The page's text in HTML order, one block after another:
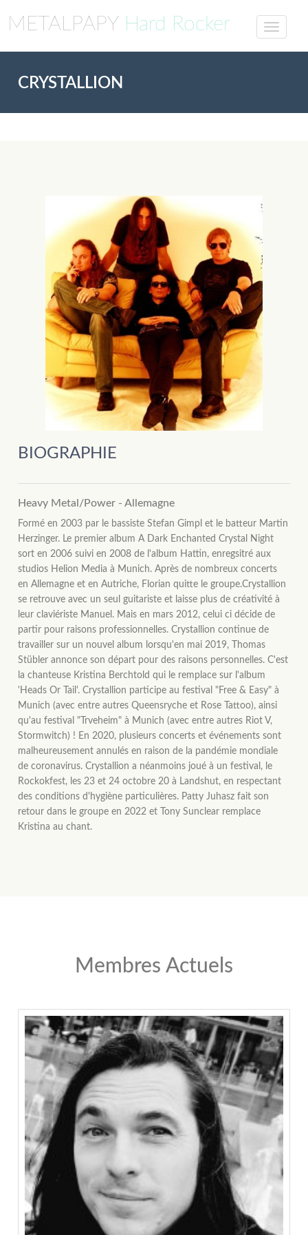
METALPAPY Hard Rocker
CRYSTALLION
BIOGRAPHIE
Heavy Metal/Power - Allemagne
Formé en 2003 par le bassiste Stefan Gimpl et le batteur Martin
Herzinger. Le premier album A Dark Enchanted Crystal Night
sort en 2006 suivi en 2008 de l'album Hattin, enregsitré aux
studios Helion Media à Munich. Après de nombreux concerts
en Allemagne et en Autriche, Florian quitte le groupe.Crystallion
se retrouve avec un seul guitariste et laisse plus de créativité à
leur claviériste Manuel. Mais en mars 2012, celui ci décide de
partir pour raisons professionnelles. Crystallion continue de
travailler sur un nouvel album lorsqu'en mai 2019, Thomas
Stübler annonce son départ pour des raisons personnelles. C'est
la chanteuse Kristina Berchtold qui le remplace sur l'album
'Heads Or Tail'. Crystallion participe au festival "Free & Easy" à
Munich (avec entre autres Queensryche et Rose Tattoo), ainsi
qu'au festival "Trveheim" à Munich (avec entre autres Riot V,
Stormwitch) ! En 2020, plusieurs concerts et événements sont
malheureusement annulés en raison de la pandémie mondiale
de coronavirus. Crystallion a néanmoins joué à un festival, le
Rockokfest, les 23 et 24 octobre 20 à Landshut, en respectant
des conditions d'hygiène particulières. Patty Juhasz fait son
retour dans le groupe en 2022 et Tony Sunclear remplace
Kristina au chant.
Membres Actuels